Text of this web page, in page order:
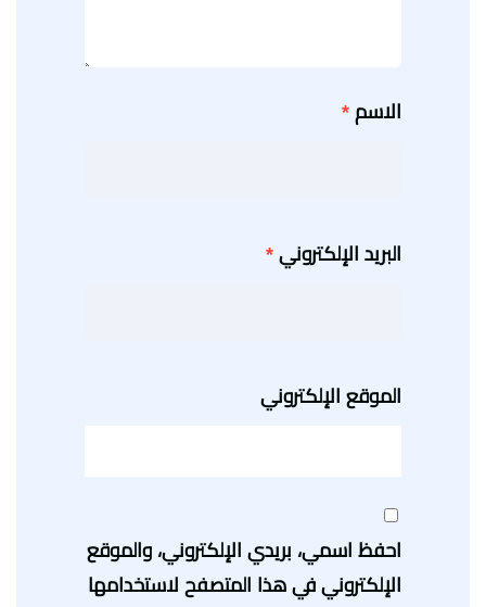
الاسم *
البريد الإلكتروني *
الموقع الإلكتروني
احفظ اسمي، بريدي الإلكتروني، والموقع
الإلكتروني في هذا المتصفح لاستخدامها